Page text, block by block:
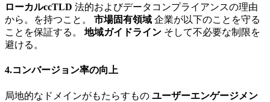
ローカルccTLD 法的およびデータコンプライアンスの理由
から。を持つこと。 市場固有領域 企業が以下のことを守る
ことを保証する。 地域ガイドライン そして不必要な制限を
避ける。
4.コンバージョン率の向上
局地的なドメインがもたらすもの ユーザーエンゲージメン